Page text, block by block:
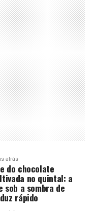
atrás
do chocolate
no quintal: a
a sombra de
rápido